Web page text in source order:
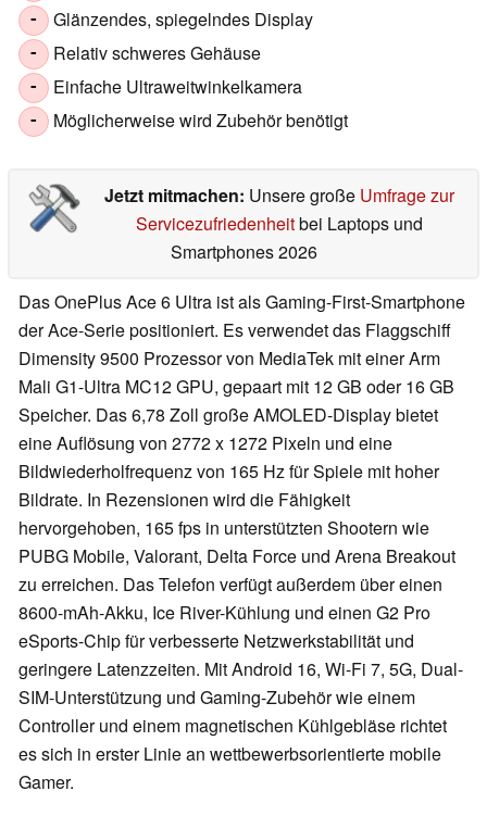
- Glänzendes, spiegelndes Display
- Relativ schweres Gehäuse
- Einfache Ultraweitwinkelkamera
- Möglicherweise wird Zubehör benötigt
Jetzt mitmachen: Unsere große Umfrage zur
Servicezufriedenheitbei Laptops und
Smartphones 2026
Das OnePlus Ace 6 Ultra ist als Gaming-First-Smartphone
der Ace-Serie positioniert. Es verwendet das Flaggschiff
Dimensity 9500 Prozessor von MediaTek mit einer Arm
Mali G1-Ultra MC12 GPU, gepaart mit 12 GB oder 16 GB
Speicher. Das 6,78 Zoll große AMOLED-Display bietet
eine Auflösung von 2772 x 1272 Pixeln und eine
Bildwiederholfrequenz von 165 Hz für Spiele mit hoher
Bildrate. In Rezensionen wird die Fähigkeit
hervorgehoben, 165 fps in unterstützten Shootern wie
PUBG Mobile, Valorant, Delta Force und Arena Breakout
zu erreichen. Das Telefon verfügt außerdem über einen
8600-mAh-Akku, Ice River-Kühlung und einen G2 Pro
eSports-Chip für verbesserte Netzwerkstabilität und
geringere Latenzzeiten. Mit Android 16, Wi-Fi 7, 5G, Dual-
SIM-Unterstützung und Gaming-Zubehör wie einem
Controller und einem magnetischen Kühlgebläse richtet
es sich in erster Linie an wettbewerbsorientierte mobile
Gamer.